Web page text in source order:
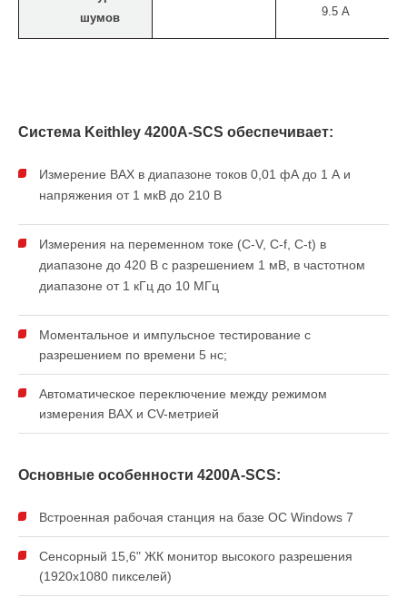
шумов
9.5 A
Система Keithley 4200A-SCS обеспечивает:
Измерение ВАХ в диапазоне токов 0,01 фА до 1 А и
напряжения от 1 мкВ до 210 В
Измерения на переменном токе (C-V, C-f, C-t) в
диапазоне до 420 В с разрешением 1 мВ, в частотном
диапазоне от 1 кГц до 10 МГц
Моментальное и импульсное тестирование с
разрешением по времени 5 нс;
Автоматическое переключение между режимом
измерения ВАХ и CV-метрией
Основные особенности 4200A-SCS:
Встроенная рабочая станция на базе ОС Windows 7
Сенсорный 15,6" ЖК монитор высокого разрешения
(1920x1080 пикселей)